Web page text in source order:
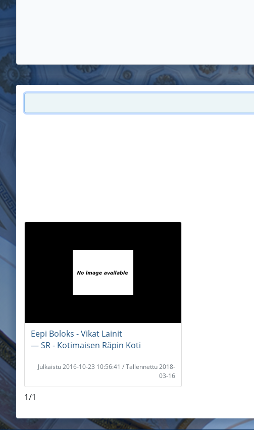
Eepi Boloks - Vikat Lainit
― SR - Kotimaisen Räpin Koti
Julkaistu 2016-10-23 10:56:41 / Tallennettu 2018-
03-16
1/1